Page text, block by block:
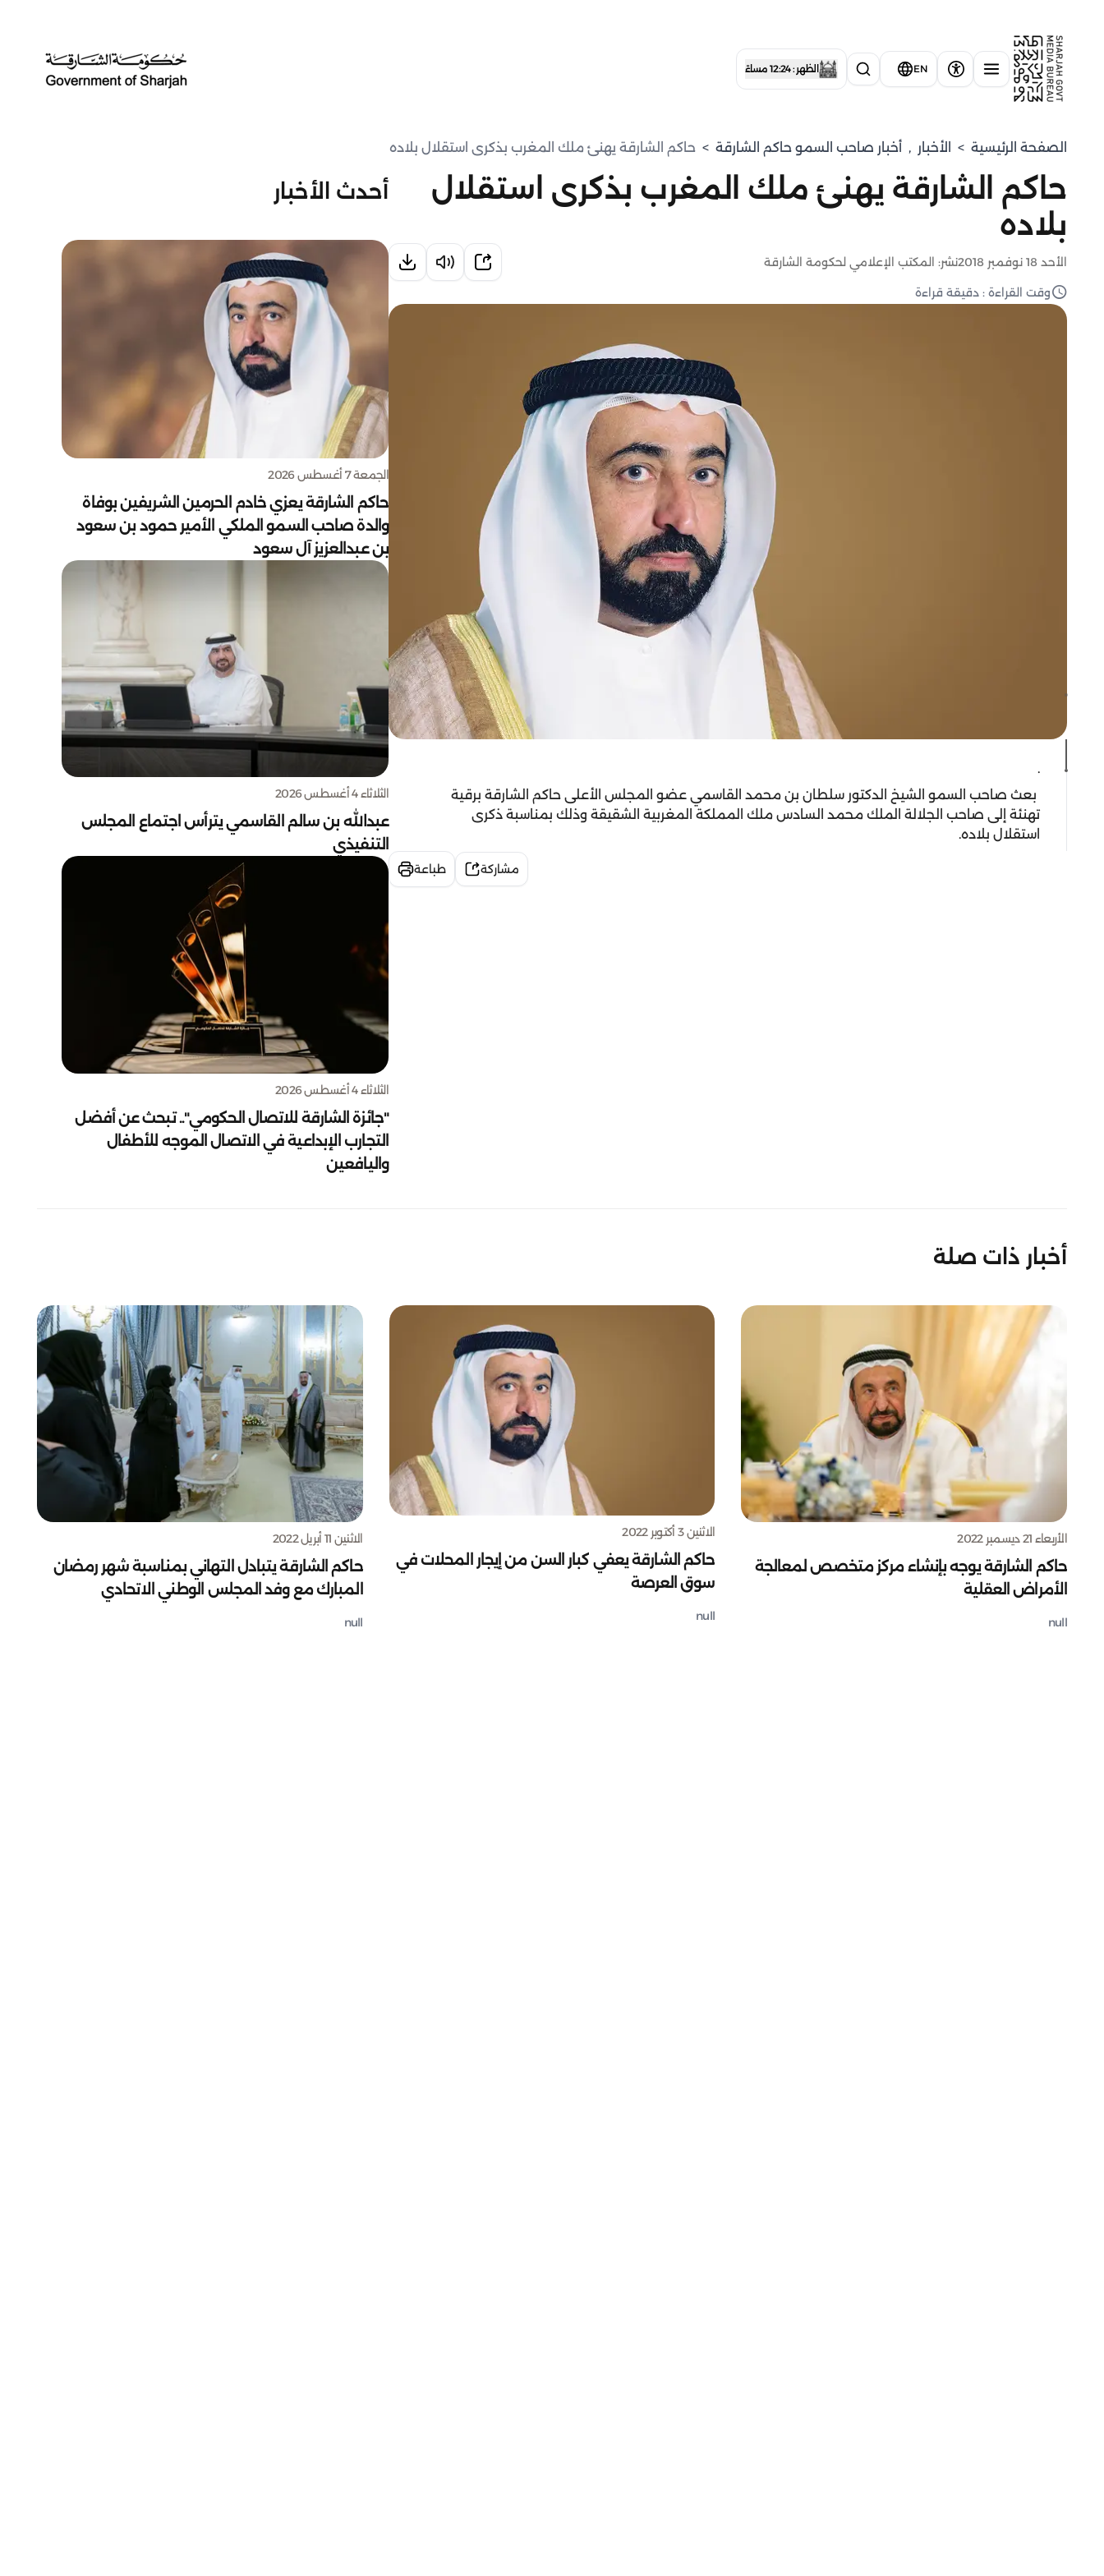
EN الظهر : 12:24 مساءً
الصفحة الرئيسية > الأخبار , أخبار صاحب السمو حاكم الشارقة > حاكم الشارقة يهنئ ملك المغرب بذكرى استقلال بلاده
حاكم الشارقة يهنئ ملك المغرب بذكرى استقلال
بلاده
الأحد 18 نوفمبر 2018 نشر: المكتب الإعلامي لحكومة الشارقة
وقت القراءة : دقيقة قراءة
.
بعث صاحب السمو الشيخ الدكتور سلطان بن محمد القاسمي عضو المجلس الأعلى حاكم الشارقة برقية
تهنئة إلى صاحب الجلالة الملك محمد السادس ملك المملكة المغربية الشقيقة وذلك بمناسبة ذكرى
استقلال بلاده.
مشاركة طباعة
أحدث الأخبار
الجمعة 7 أغسطس 2026
حاكم الشارقة يعزي خادم الحرمين الشريفين بوفاة
والدة صاحب السمو الملكي الأمير حمود بن سعود
بن عبدالعزيز آل سعود
الثلاثاء 4 أغسطس 2026
عبدالله بن سالم القاسمي يترأس اجتماع المجلس
التنفيذي
الثلاثاء 4 أغسطس 2026
"جائزة الشارقة للاتصال الحكومي".. تبحث عن أفضل
التجارب الإبداعية في الاتصال الموجه للأطفال
واليافعين
أخبار ذات صلة
الأربعاء 21 ديسمبر 2022
حاكم الشارقة يوجه بإنشاء مركز متخصص لمعالجة
الأمراض العقلية
null
الاثنين 3 أكتوبر 2022
حاكم الشارقة يعفي كبار السن من إيجار المحلات في
سوق العرصة
null
الاثنين 11 أبريل 2022
حاكم الشارقة يتبادل التهاني بمناسبة شهر رمضان
المبارك مع وفد المجلس الوطني الاتحادي
null